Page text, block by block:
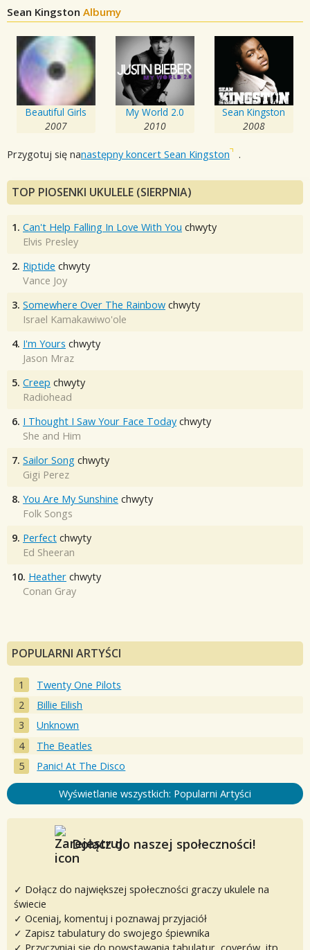
Sean Kingston Albumy
Beautiful Girls
2007
My World 2.0
2010
Sean Kingston
2008
Przygotuj się nanastępny koncert Sean Kingston .
TOP PIOSENKI UKULELE (SIERPNIA)
1. Can't Help Falling In Love With You chwyty
Elvis Presley
2. Riptide chwyty
Vance Joy
3. Somewhere Over The Rainbow chwyty
Israel Kamakawiwo'ole
4. I'm Yours chwyty
Jason Mraz
5. Creep chwyty
Radiohead
6. I Thought I Saw Your Face Today chwyty
She and Him
7. Sailor Song chwyty
Gigi Perez
8. You Are My Sunshine chwyty
Folk Songs
9. Perfect chwyty
Ed Sheeran
10. Heather chwyty
Conan Gray
POPULARNI ARTYŚCI
Twenty One Pilots
Billie Eilish
Unknown
The Beatles
Panic! At The Disco
Wyświetlanie wszystkich: Popularni Artyści
Dołącz do naszej społeczności!
✓ Dołącz do największej społeczności graczy ukulele na
świecie
✓ Oceniaj, komentuj i poznawaj przyjaciół
✓ Zapisz tabulatury do swojego śpiewnika